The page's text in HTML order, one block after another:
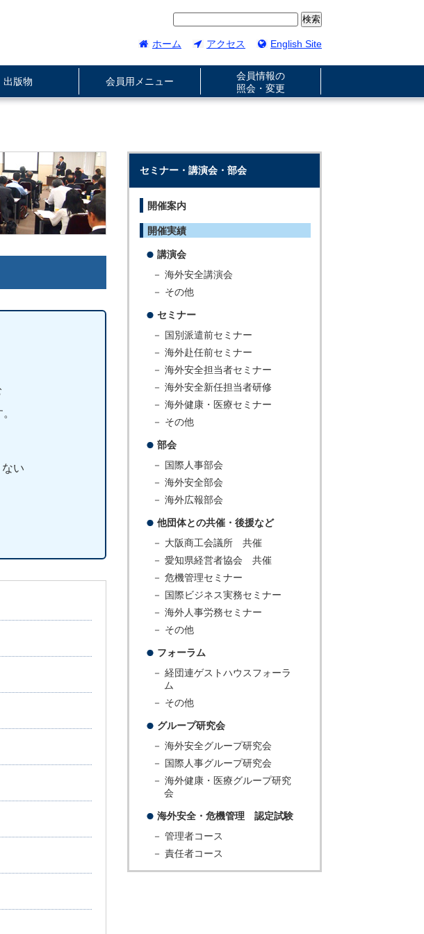
ホーム アクセス English Site
出版物 会員用メニュー
会員情報の
照会・変更
ない
セミナー・講演会・部会
開催案内
開催実績
講演会
－ 海外安全講演会
－ その他
セミナー
－ 国別派遣前セミナー
－ 海外赴任前セミナー
－ 海外安全担当者セミナー
－ 海外安全新任担当者研修
－ 海外健康・医療セミナー
－ その他
部会
－ 国際人事部会
－ 海外安全部会
－ 海外広報部会
他団体との共催・後援など
－ 大阪商工会議所 共催
－ 愛知県経営者協会 共催
－ 危機管理セミナー
－ 国際ビジネス実務セミナー
－ 海外人事労務セミナー
－ その他
フォーラム
－ 経団連ゲストハウスフォーラ
ム
－ その他
グループ研究会
－ 海外安全グループ研究会
－ 国際人事グループ研究会
－ 海外健康・医療グループ研究
会
海外安全・危機管理 認定試験
－ 管理者コース
－ 責任者コース